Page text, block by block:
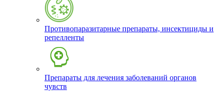
Противопаразитарные препараты, инсектициды и
репелленты
Препараты для лечения заболеваний органов
чувств